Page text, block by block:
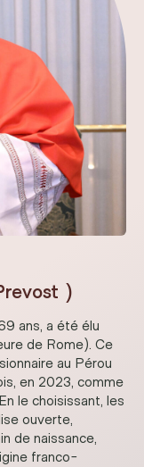
)
69 ans, a été élu
de Rome). Ce
au Pérou
en 2023, comme
le choisissant, les
ouverte,
de naissance,
franco-